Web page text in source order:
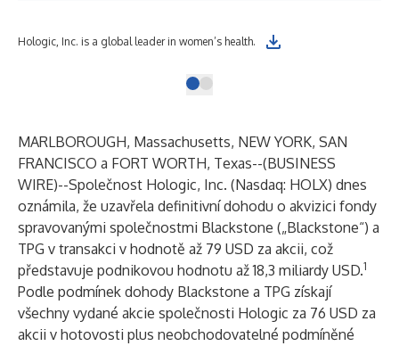
Hologic, Inc. is a global leader in women’s health.
MARLBOROUGH, Massachusetts, NEW YORK, SAN
FRANCISCO a FORT WORTH, Texas--(BUSINESS
WIRE)--Společnost Hologic, Inc. (Nasdaq: HOLX) dnes
oznámila, že uzavřela definitivní dohodu o akvizici fondy
spravovanými společnostmi Blackstone („Blackstone“) a
TPG v transakci v hodnotě až 79 USD za akcii, což
představuje podnikovou hodnotu až 18,3 miliardy USD.1
Podle podmínek dohody Blackstone a TPG získají
všechny vydané akcie společnosti Hologic za 76 USD za
akcii v hotovosti plus neobchodovatelné podmíněné